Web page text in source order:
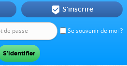
Se souvenir de moi ?
 S'inscrire